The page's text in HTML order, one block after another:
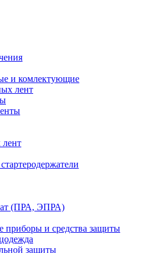
и комлектующие
лент
(ПРА, ЭПРА)
приборы и средства защиты
защиты